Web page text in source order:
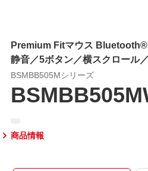
Premium Fitマウス
静音／5ボタン／横スクロール
BSMBB505Mシリーズ
商品情報